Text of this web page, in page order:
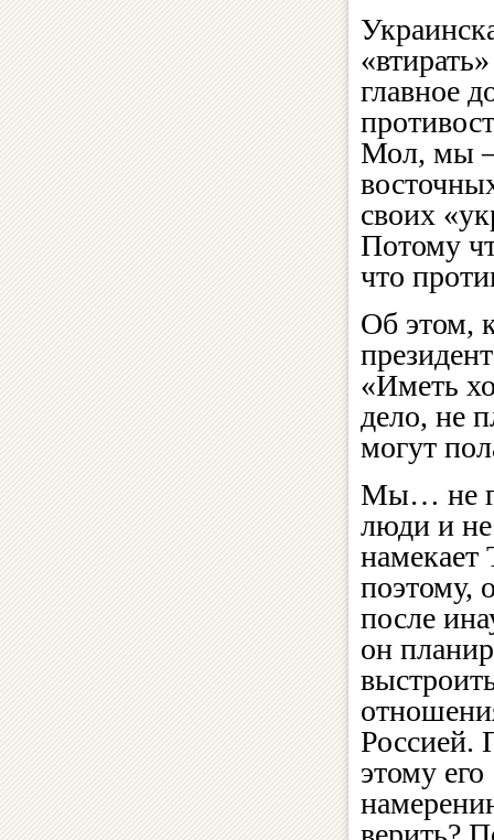
главное
Мол, мы —
своих
Потому
что
Об этом,
«Иметь
дело, не
могут
Мы… не
люди и
намекает
поэтому,
после
он
Россией.
этому его